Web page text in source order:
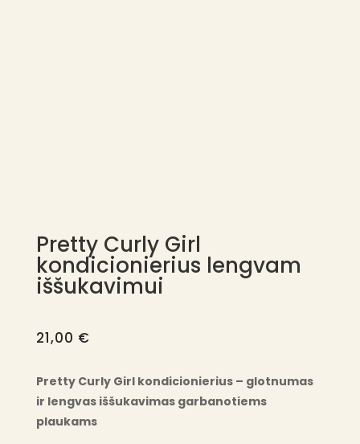
Pretty Curly Girl
kondicionierius lengvam
iššukavimui
21,00 €
Pretty Curly Girlkondicionierius – glotnumas
ir lengvas iššukavimas garbanotiems
plaukams